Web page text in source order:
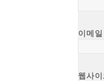
이메일
웹사